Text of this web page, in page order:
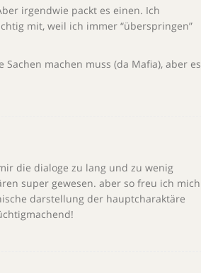
irgendwie packt es einen. Ich
mit, weil ich immer “überspringen”
machen muss (da Mafia), aber es
die dialoge zu lang und zu wenig
super gewesen. aber so freu ich mich
darstellung der hauptcharaktäre